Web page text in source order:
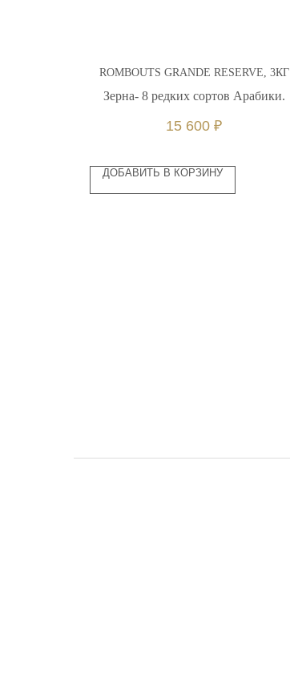
ROMBOUTS GRANDE RESERVE, 3КГ
Зерна- 8 редких сортов Арабики.
15 600 ₽
ДОБАВИТЬ В КОРЗИНУ